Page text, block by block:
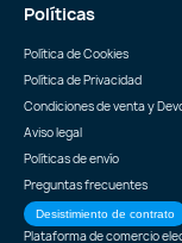
Políticas
Política de Cookies
Política de Privacidad
Condiciones de venta y
Aviso legal
Políticas de envío
Preguntas frecuentes
Desistimiento de contrato
Plataforma de comercio